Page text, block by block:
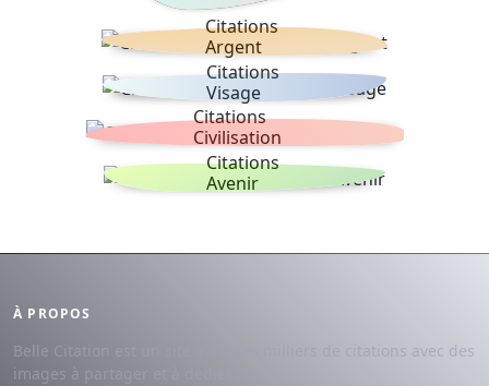
Citations
Argent
Citations
Visage
Citations
Civilisation
Citations
Avenir
À PROPOS
Belle Citation est un site avec des milliers de citations avec des
images à partager et à dédier.